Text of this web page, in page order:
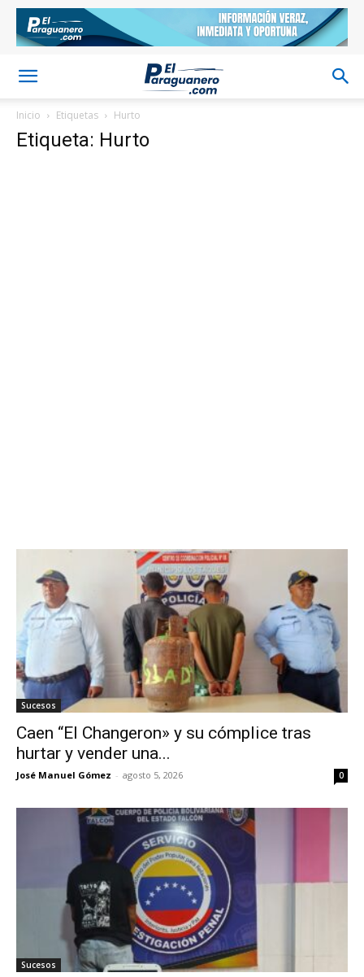
Inicio Etiquetas Hurto
Etiqueta: Hurto
Sucesos
Caen “El Changeron» y su cómplice tras
hurtar y vender una...
José Manuel Gómez - agosto 5, 2026 0
Sucesos